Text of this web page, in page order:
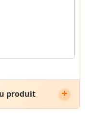
produit